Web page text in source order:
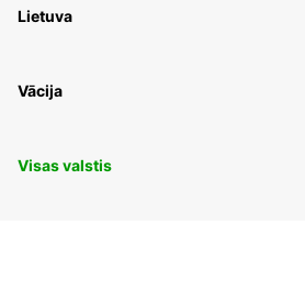
Lietuva
Vācija
Visas valstis